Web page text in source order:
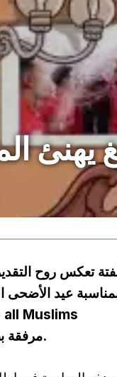
يهنئ
تعكس روح
عيد
celebrating around the world!”، مرفقة بصورة رمزية تعبّر عن المناسبة.